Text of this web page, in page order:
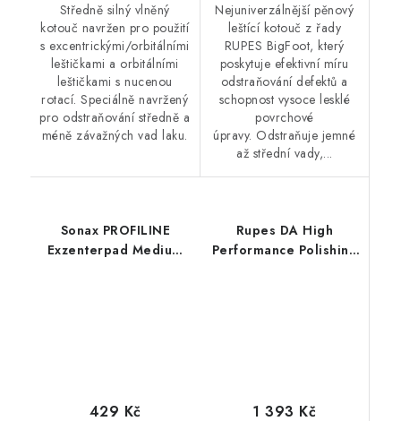
Středně silný vlněný
kotouč navržen pro použití
s excentrickými/orbitálními
leštičkami a orbitálními
leštičkami s nucenou
rotací. Speciálně navržený
pro odstraňování středně a
méně závažných vad laku.
Nejuniverzálnější pěnový
leštící kotouč z řady
RUPES BigFoot, který
poskytuje efektivní míru
odstraňování defektů a
schopnost vysoce lesklé
povrchové
úpravy. Odstraňuje jemné
až střední vady,...
Sonax PROFILINE
Exzenterpad Medium
429 Kč
Rupes DA High
Performance Polishing
1 393 Kč